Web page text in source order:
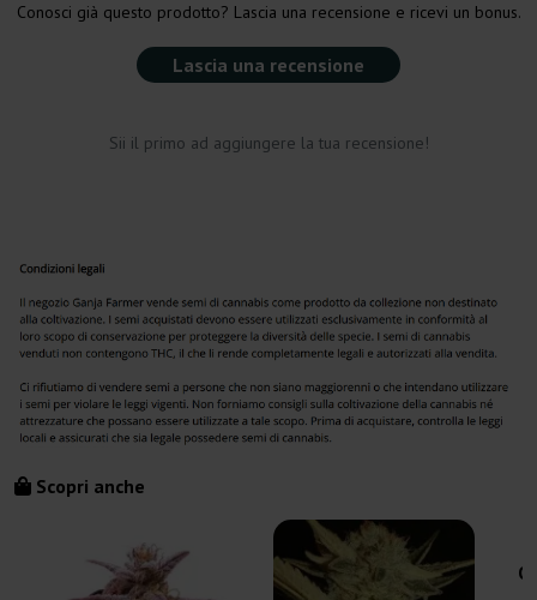
Conosci già questo prodotto? Lascia una recensione e ricevi un bonus.
Lascia una recensione
Sii il primo ad aggiungere la tua recensione!
Scopri anche